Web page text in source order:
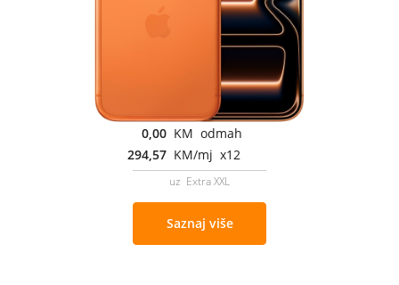
0,00 KM odmah
294,57 KM/mj x12
uz Extra XXL
Saznaj više